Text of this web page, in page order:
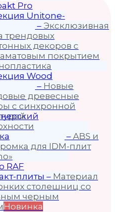
Pro
Unitone-
– Эксклюзивная
трендовых
декоров с
покрытием
Wood
– Новые
древесные
с синхронной
– ABS и
для IDM-плит
RAF
плиты – Материал
столешниц со
черным
Новинка